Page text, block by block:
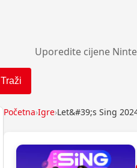
Uporedite cijene
Traži
Početna›Igre›Let&#39;s Sing